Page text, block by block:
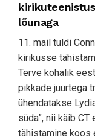
lõunaga
11. mail tuldi
kirikusse
Terve kohalik
pikkade juurtega
ühendatakse
süda”, nii käib
tähistamine koos